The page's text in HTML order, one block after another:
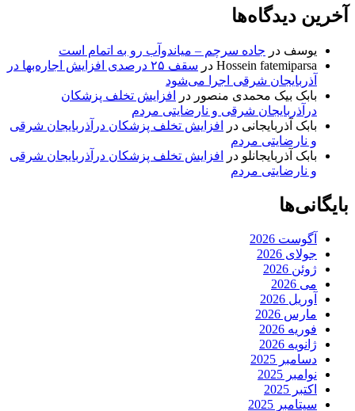
آخرین دیدگاه‌ها
یوسف در جاده سرچم – میاندوآب رو به اتمام است
Hossein fatemiparsa در
سقف ۲۵ درصدی افزایش اجاره‌بها در
آذربایجان شرقی اجرا می‌شود
بابک بیک محمدی منصور در
افزایش تخلف پزشکان
درآذربایجان شرقی و نارضایتی مردم
بابک آذربایجانی در
افزایش تخلف پزشکان درآذربایجان شرقی
و نارضایتی مردم
بابک آذربایجانلو در
افزایش تخلف پزشکان درآذربایجان شرقی
و نارضایتی مردم
بایگانی‌ها
آگوست 2026
جولای 2026
ژوئن 2026
می 2026
آوریل 2026
مارس 2026
فوریه 2026
ژانویه 2026
دسامبر 2025
نوامبر 2025
اکتبر 2025
سپتامبر 2025